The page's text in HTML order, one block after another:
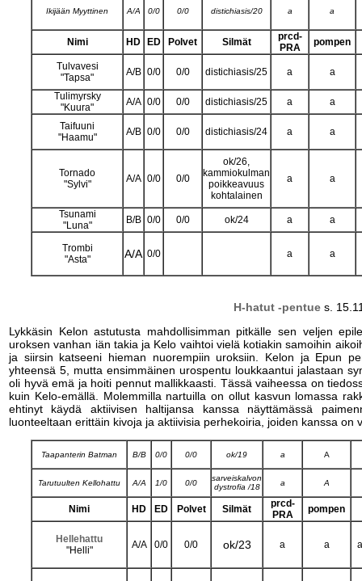
Ikijään Myyttinen A/A 0/0 0/0 distichiasis/20 a a
Nimi HD ED Polvet Silmät
prcd-
PRA
pompen
Tulvavesi
"Tapsa"
A/B 0/0 0/0 distichiasis/25 a a
Tulimyrsky
"Kuura"
A/A 0/0 0/0 distichiasis/25 a a
Taifuuni
"Haamu"
A/B 0/0 0/0 distichiasis/24 a a
Tornado
"Sylvi"
A/A 0/0 0/0
ok/26,
kammiokulman
poikkeavuus
kohtalainen
a a
Tsunami
"Luna"
B/B 0/0 0/0 ok/24 a a
Trombi
"Asta"
A/A 0/0 a a
H-hatut -pentue s.
Lykkäsin Kelon astutusta mahdollisimman pitkälle sen veljen
uroksen vanhan iän takia ja Kelo vaihtoi vielä kotiakin samoihin
ja siirsin katseeni hieman nuorempiin uroksiin. Kelon ja Epun
yhteensä 5, mutta ensimmäinen urospentu loukkaantui jalastaan
oli hyvä emä ja hoiti pennut mallikkaasti. Tässä vaiheessa on
kuin Kelo-emällä. Molemmilla nartuilla on ollut kasvun lomassa
ehtinyt käydä aktiivisen haltijansa kanssa näyttämässä
luonteeltaan erittäin kivoja ja aktiivisia perhekoiria, joiden kanssa on
Taapanterin Batman B/B 0/0 0/0 ok/19 a A
Tarutuulten Kellohattu A/A 1/0 0/0
sarveiskalvon
dystrofia /18
a A
Nimi HD ED Polvet Silmät
prcd-
PRA
pompen
Hellehattu
"Helli"
A/A 0/0 0/0 ok/23 a a